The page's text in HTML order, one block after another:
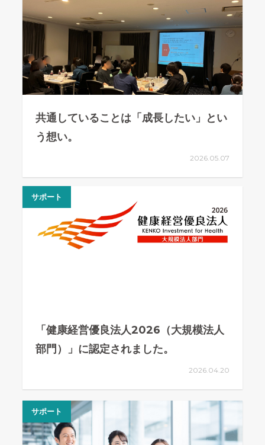
共通していることは「成長したい」とい
う想い。
2026.05.07
サポート
「健康経営優良法人2026（大規模法人
部門）」に認定されました。
2026.04.20
サポート